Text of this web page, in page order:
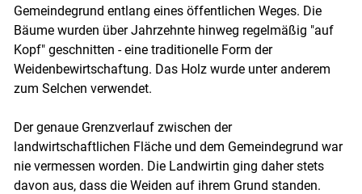
Gemeindegrund entlang eines öffentlichen Weges. Die
Bäume wurden über Jahrzehnte hinweg regelmäßig "auf
Kopf" geschnitten - eine traditionelle Form der
Weidenbewirtschaftung. Das Holz wurde unter anderem
zum Selchen verwendet.
Der genaue Grenzverlauf zwischen der
landwirtschaftlichen Fläche und dem Gemeindegrund war
nie vermessen worden. Die Landwirtin ging daher stets
davon aus, dass die Weiden auf ihrem Grund standen.